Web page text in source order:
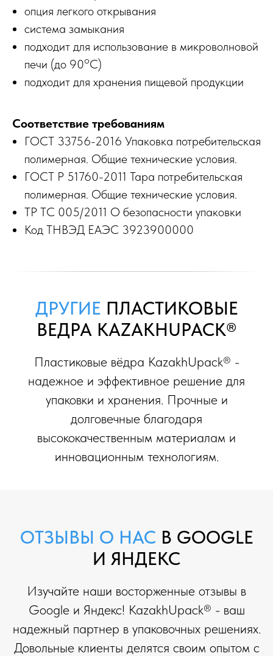
опция легкого открывания
система замыкания
подходит для использование в микроволновой
печи (до 90oС)
подходит для хранения пищевой продукции
Соответствие требованиям
ГОСТ 33756-2016 Упаковка потребительская
полимерная. Общие технические условия.
ГОСТ Р 51760-2011 Тара потребительская
полимерная. Общие технические условия.
ТР ТС 005/2011 О безопасности упаковки
Код ТНВЭД ЕАЭС 3923900000
ДРУГИЕ ПЛАСТИКОВЫЕ
ВЕДРА KAZAKHUPACK®
Пластиковые вёдра KazakhUpack® -
надежное и эффективное решение для
упаковки и хранения. Прочные и
долговечные благодаря
высококачественным материалам и
инновационным технологиям.
ОТЗЫВЫ О НАСВ GOOGLE
И ЯНДЕКС
Изучайте наши восторженные отзывы в
Google и Яндекс! KazakhUpack® - ваш
надежный партнер в упаковочных решениях.
Довольные клиенты делятся своим опытом с